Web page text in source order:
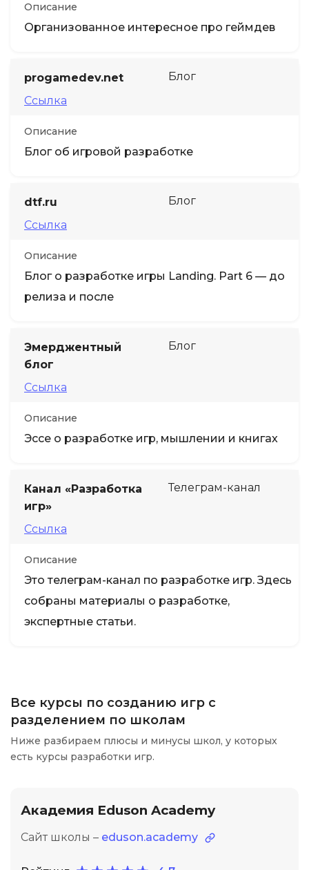
Описание
Организованное интересное про геймдев
progamedev.net
Ссылка
Блог
Описание
Блог об игровой разработке
dtf.ru
Ссылка
Блог
Описание
Блог о разработке игры Landing. Part 6 — до
релиза и после
Эмерджентный
блог
Ссылка
Блог
Описание
Эссе о разработке игр, мышлении и книгах
Канал «Разработка
игр»
Ссылка
Телеграм-канал
Описание
Это телеграм-канал по разработке игр. Здесь
собраны материалы о разработке,
экспертные статьи.
Все курсы по созданию игр с
разделением по школам
Ниже разбираем плюсы и минусы школ, у которых
есть курсы разработки игр.
Академия Eduson Academy
Сайт школы – eduson.academy